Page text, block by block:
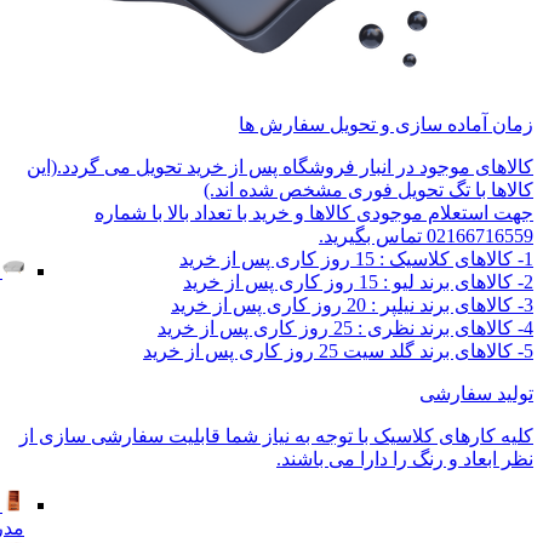
زمان آماده سازی و تحویل سفارش ها
کالاهای موجود در انبار فروشگاه پس از خرید تحویل می گردد.(این
کالاها با تگ تحویل فوری مشخص شده اند.)
جهت استعلام موجودی کالاها و خرید با تعداد بالا با شماره
02166716559 تماس بگیرید.
1- کالاهای کلاسیک : 15 روز کاری پس از خرید
2- کالاهای برند لیو : 15 روز کاری پس از خرید
3- کالاهای برند نیلپر : 20 روز کاری پس از خرید
4- کالاهای برند نظری : 25 روز کاری پس از خرید
5- کالاهای برند گلد سیت 25 روز کاری پس از خرید
تولید سفارشی
کلیه کارهای کلاسیک با توجه به نیاز شما قابلیت سفارشی سازی از
نظر ابعاد و رنگ را دارا می باشند.